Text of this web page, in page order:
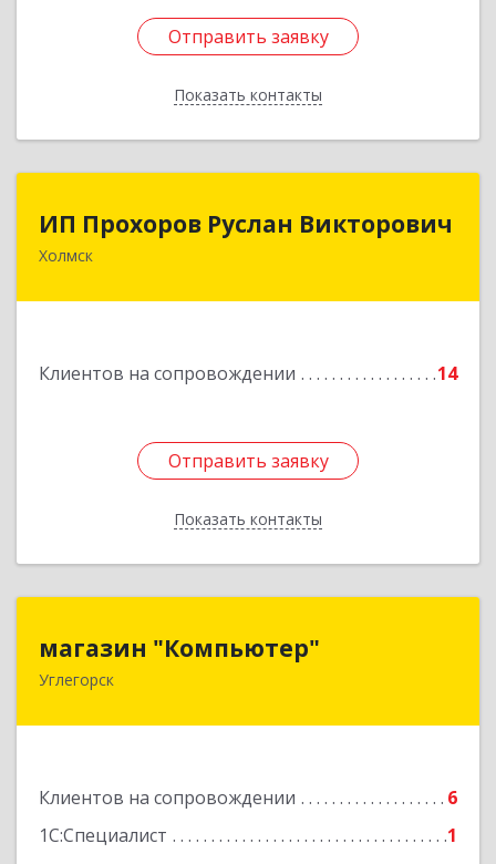
Отправить заявку
Показать контакты
Отправить заявку
Назад
ИП Прохоров Руслан Викторович
Холмск
Клиентов на сопровождении 14
Отправить заявку
Показать контакты
694620, Сахалинская обл, Холмский р-н, Холмск
Отправить заявку
Назад
магазин "Компьютер"
Углегорск
Клиентов на сопровождении
6
1С:Специалист
1
694920, Сахалинская обл, Углегорский р-н,